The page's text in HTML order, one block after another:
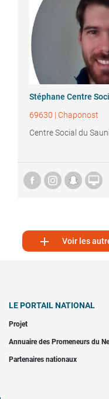
Stéphane Centre
69630 | Chaponost
Centre Social du

 Voir les
LE PORTAIL NATIONAL
Projet
Annuaire des Promeneurs du
Partenaires nationaux